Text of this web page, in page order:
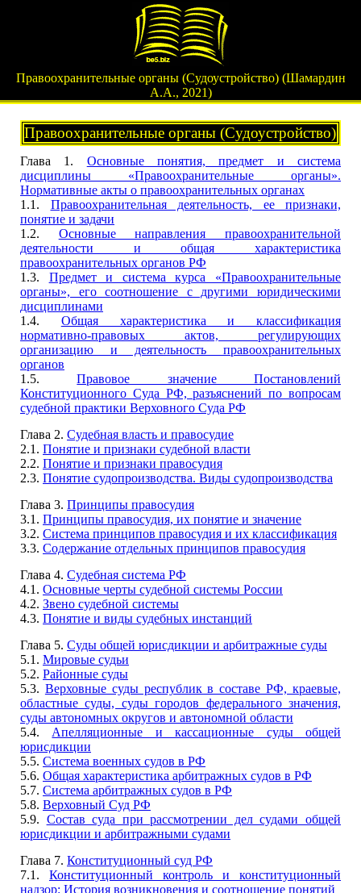
Правоохранительные органы (Судоустройство) (Шамардин
А.А., 2021)
Правоохранительные органы (Судоустройство)
Глава 1. Основные понятия, предмет и система
дисциплины «Правоохранительные органы».
Нормативные акты о правоохранительных органах
1.1. Правоохранительная деятельность, ее признаки,
понятие и задачи
1.2. Основные направления правоохранительной
деятельности и общая характеристика
правоохранительных органов РФ
1.3. Предмет и система курса «Правоохранительные
органы», его соотношение с другими юридическими
дисциплинами
1.4. Общая характеристика и классификация
нормативно-правовых актов, регулирующих
организацию и деятельность правоохранительных
органов
1.5.Правовое значение Постановлений
Конституционного Суда РФ, разъяснений по вопросам
судебной практики Верховного Суда РФ
Глава 2. Судебная власть и правосудие
2.1. Понятие и признаки судебной власти
2.2. Понятие и признаки правосудия
2.3. Понятие судопроизводства. Виды судопроизводства
Глава 3. Принципы правосудия
3.1. Принципы правосудия, их понятие и значение
3.2. Система принципов правосудия и их классификация
3.3. Содержание отдельных принципов правосудия
Глава 4. Судебная система РФ
4.1. Основные черты судебной системы России
4.2. Звено судебной системы
4.3. Понятие и виды судебных инстанций
Глава 5. Суды общей юрисдикции и арбитражные суды
5.1. Мировые судьи
5.2. Районные суды
5.3. Верховные суды республик в составе РФ, краевые,
областные суды, суды городов федерального значения,
суды автономных округов и автономной области
5.4. Апелляционные и кассационные суды общей
юрисдикции
5.5. Система военных судов в РФ
5.6. Общая характеристика арбитражных судов в РФ
5.7. Система арбитражных судов в РФ
5.8. Верховный Суд РФ
5.9. Состав суда при рассмотрении дел судами общей
юрисдикции и арбитражными судами
Глава 7. Конституционный суд РФ
7.1. Конституционный контроль и конституционный
надзор: История возникновения и соотношение понятий